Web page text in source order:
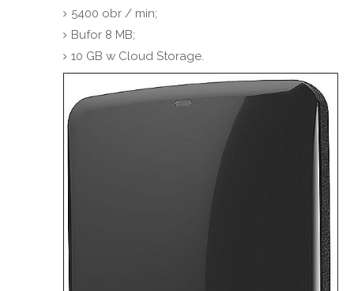
5400 obr / min;
Bufor 8 MB;
10 GB w Cloud Storage.